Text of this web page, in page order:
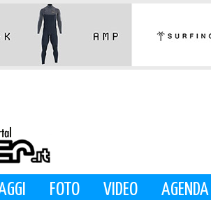
FOTO VIDEO AGENDA